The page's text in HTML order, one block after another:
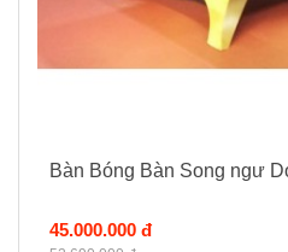
Bàn Bóng Bàn Song ngư
45.000.000 đ